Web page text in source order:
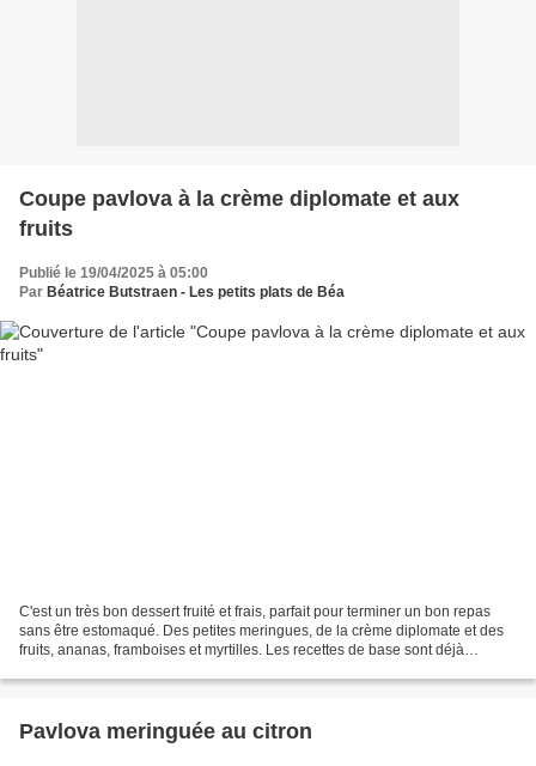
Coupe pavlova à la crème diplomate et aux
fruits
Publié le 19/04/2025 à 05:00
Par Béatrice Butstraen - Les petits plats de Béa
C'est un très bon dessert fruité et frais, parfait pour terminer un bon repas
sans être estomaqué. Des petites meringues, de la crème diplomate et des
fruits, ananas, framboises et myrtilles. Les recettes de base sont déjà
Pavlova meringuée au citron